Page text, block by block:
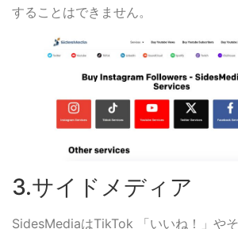
することはできません。
3.サイドメディア
SidesMediaはTikTok 「いいね！」や